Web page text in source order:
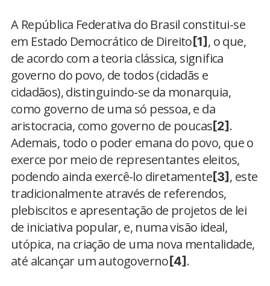
A República Federativa do Brasil constitui-se
em Estado Democrático de Direito [1] , o que,
de acordo com a teoria clássica, significa
governo do povo, de todos (cidadãs e
cidadãos), distinguindo-se da monarquia,
como governo de uma só pessoa, e da
aristocracia, como governo de poucas [2] .
Ademais, todo o poder emana do povo, que o
exerce por meio de representantes eleitos,
podendo ainda exercê-lo diretamente [3] , este
tradicionalmente através de referendos,
plebiscitos e apresentação de projetos de lei
de iniciativa popular, e, numa visão ideal,
utópica, na criação de uma nova mentalidade,
até alcançar um autogoverno [4] .